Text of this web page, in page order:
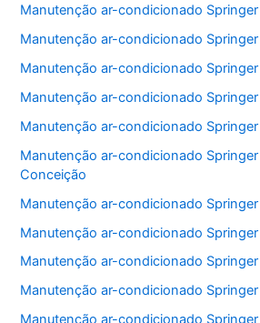
Manutenção ar-condicionado Springer
Manutenção ar-condicionado Springer
Manutenção ar-condicionado Springer
Manutenção ar-condicionado Springer
Manutenção ar-condicionado
Manutenção ar-condicionado Springer
Conceição
Manutenção ar-condicionado Springer
Manutenção ar-condicionado
Manutenção ar-condicionado
Manutenção ar-condicionado
Manutenção ar-condicionado